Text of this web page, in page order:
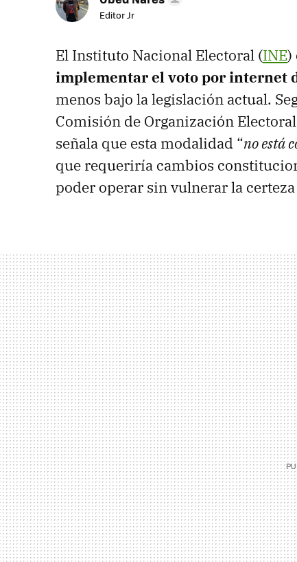
Editor Jr
El Instituto Nacional Electoral (INE)
implementar el voto por internet
menos bajo la legislación actual.
Comisión de Organización
señala que esta modalidad “no está
que requeriría cambios
poder operar sin vulnerar la